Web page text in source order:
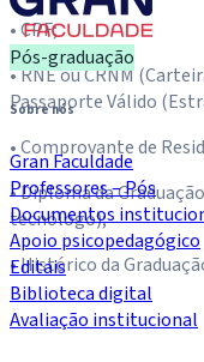
• CPF;
• RNE ou CRNM
Passaporte Válido
• Comprovante de
• Diploma da
tecnólogo);
• Histórico da
Pós-graduação
Sobre nós
Gran Faculdade
Professores – Pós
Documentos
Apoio psicopedagógico
Editais
Biblioteca digital
Avaliação institucional